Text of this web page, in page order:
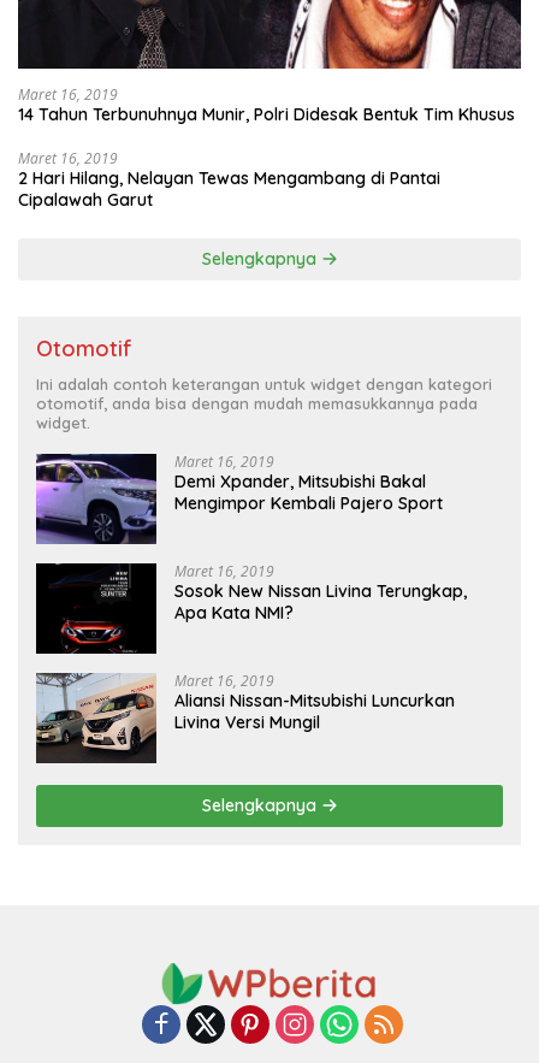
Maret 16, 2019
14 Tahun Terbunuhnya Munir, Polri Didesak Bentuk Tim Khusus
Maret 16, 2019
2 Hari Hilang, Nelayan Tewas Mengambang di Pantai
Cipalawah Garut
Selengkapnya
Otomotif
Ini adalah contoh keterangan untuk widget dengan kategori
otomotif, anda bisa dengan mudah memasukkannya pada
widget.
Maret 16, 2019
Demi Xpander, Mitsubishi Bakal
Mengimpor Kembali Pajero Sport
Maret 16, 2019
Sosok New Nissan Livina Terungkap,
Apa Kata NMI?
Maret 16, 2019
Aliansi Nissan-Mitsubishi Luncurkan
Livina Versi Mungil
Selengkapnya